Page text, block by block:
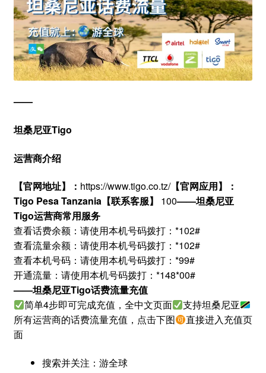
——
坦桑尼亚Tigo
运营商介绍
【官网地址】： https://www.tigo.co.tz/【官网应用】：
Tigo Pesa Tanzania【联系客服】 100——坦桑尼亚
Tigo运营商常用服务
查看话费余额：请使用本机号码拨打：*102#
查看流量余额：请使用本机号码拨打：*102#
查看本机号码：请使用本机号码拨打：*99#
开通流量：请使用本机号码拨打：*148*00#
——坦桑尼亚Tigo话费流量充值
简单4步即可完成充值，全中文页面
支持坦桑尼亚
所有运营商的话费流量充值，点击下图
直接进入充值页
面
搜索并关注：游全球